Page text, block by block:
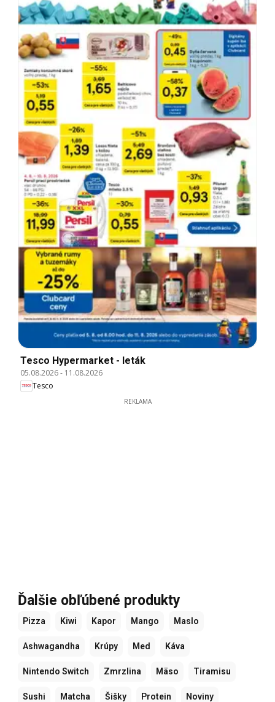
Tesco Hypermarket - leták
05.08.2026- 11.08.2026
Tesco
REKLAMA
Ďalšie obľúbené produkty
Pizza Kiwi Kapor Mango Maslo
Ashwagandha Krúpy Med Káva
Nintendo Switch Zmrzlina Mäso Tiramisu
Sushi Matcha Šišky Protein Noviny